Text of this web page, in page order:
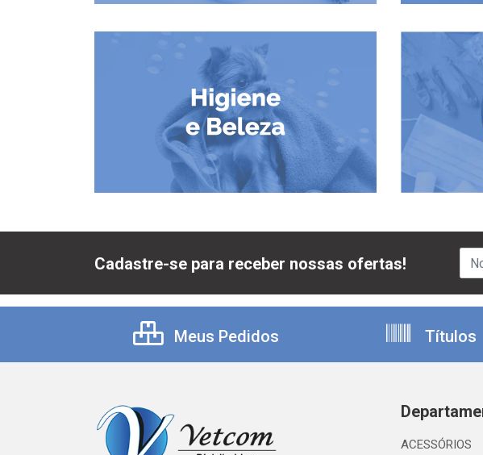
Cadastre-se para receber nossas ofertas!
Meus Pedidos Títulos
ACESSÓRIOS